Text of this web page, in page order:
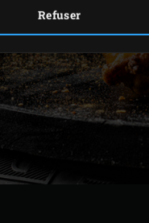
Refuser